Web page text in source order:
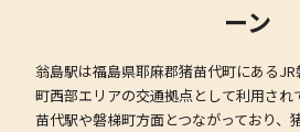
ーン
翁島駅は福島県耶麻郡猪苗代町にある
町西部エリアの交通拠点として利用され
苗代駅や磐梯町方面とつながっており、